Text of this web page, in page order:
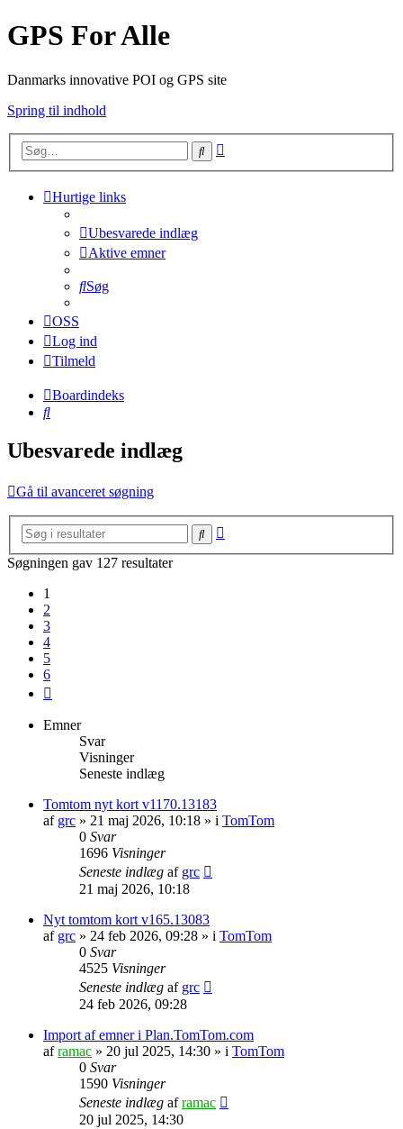
GPS For Alle
Danmarks innovative POI og GPS site
Spring til indhold
Søg
Hurtige links
Ubesvarede indlæg
Aktive emner
Søg
OSS
Log ind
Tilmeld
Boardindeks
Søg
Ubesvarede indlæg
Gå til avanceret søgning
Søg
Søgningen gav 127 resultater
1
2
3
4
5
6
Emner
Svar
Visninger
Seneste indlæg
Tomtom nyt kort v1170.13183
af grc » 21 maj 2026, 10:18 » i TomTom
0 Svar
1696 Visninger
Seneste indlæg af grc
21 maj 2026, 10:18
Nyt tomtom kort v165.13083
af grc » 24 feb 2026, 09:28 » i TomTom
0 Svar
4525 Visninger
Seneste indlæg af grc
24 feb 2026, 09:28
Import af emner i Plan.TomTom.com
aframac » 20 jul 2025, 14:30 » i TomTom
0 Svar
1590 Visninger
Seneste indlæg aframac
20 jul 2025, 14:30